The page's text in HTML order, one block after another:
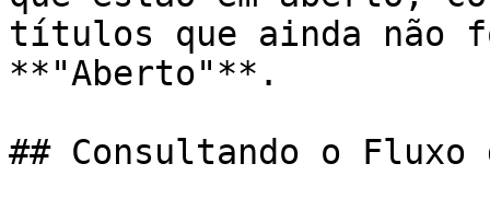
títulos que ainda não
**"Aberto"**.
## Consultando o Fluxo